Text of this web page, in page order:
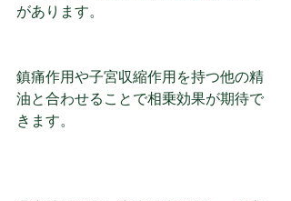
があります。
鎮痛作用や子宮収縮作用を持つ他の精
油と合わせることで相乗効果が期待で
きます。